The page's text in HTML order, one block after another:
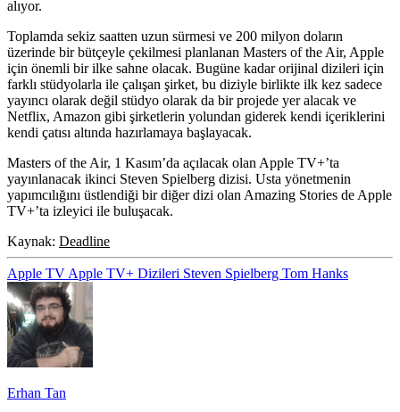
alıyor.
Toplamda sekiz saatten uzun sürmesi ve 200 milyon doların
üzerinde bir bütçeyle çekilmesi planlanan Masters of the Air, Apple
için önemli bir ilke sahne olacak. Bugüne kadar orijinal dizileri için
farklı stüdyolarla ile çalışan şirket, bu diziyle birlikte ilk kez sadece
yayıncı olarak değil stüdyo olarak da bir projede yer alacak ve
Netflix, Amazon gibi şirketlerin yolundan giderek kendi içeriklerini
kendi çatısı altında hazırlamaya başlayacak.
Masters of the Air, 1 Kasım’da açılacak olan Apple TV+’ta
yayınlanacak ikinci Steven Spielberg dizisi. Usta yönetmenin
yapımcılığını üstlendiği bir diğer dizi olan Amazing Stories de Apple
TV+’ta izleyici ile buluşacak.
Kaynak: Deadline
Apple TV Apple TV+ Dizileri Steven Spielberg Tom Hanks
Erhan Tan